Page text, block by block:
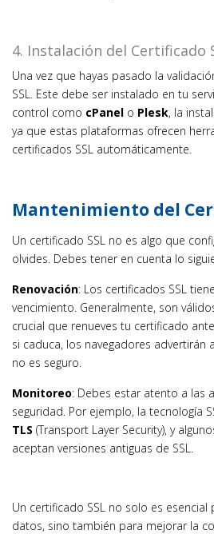
4. Instalación del Certificado
Una vez que hayas pasado la
SSL. Este debe ser instalado en tu
control como cPanel o Plesk, la
ya que estas plataformas ofrecen
certificados SSL automáticamente.
Mantenimiento del
Un certificado SSL no es algo que
olvides. Debes tener en cuenta lo
Renovación: Los certificados SSL
vencimiento. Generalmente, son
crucial que renueves tu certificado
si caduca, los navegadores advertirán
no es seguro.
Monitoreo: Debes estar atento a las
seguridad. Por ejemplo, la tecnología
TLS (Transport Layer Security), y
aceptan versiones antiguas de SSL.
Un certificado SSL no solo es
datos, sino también para mejorar la